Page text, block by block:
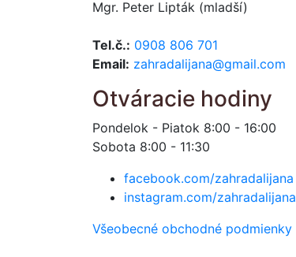
Mgr. Peter Lipták (mladší)
Tel.č.: 0908 806 701
Email: zahradalijana@gmail.com
Otváracie hodiny
Pondelok - Piatok 8:00 - 16:00
Sobota 8:00 - 11:30
facebook.com/zahradalijana
instagram.com/zahradalijana
Všeobecné obchodné podmienky